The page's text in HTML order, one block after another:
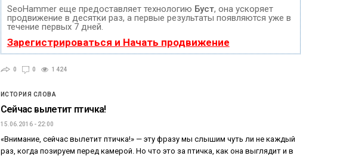
SeoHammer еще предоставляет технологию Буст, она ускоряет
продвижение в десятки раз, а первые результаты появляются уже в
течение первых 7 дней.
Зарегистрироваться и Начать продвижение
0 0 1 424
ИСТОРИЯ СЛОВА
Сейчас вылетит птичка!
15.06.2016 - 22:00
«Внимание, сейчас вылетит птичка!» — эту фразу мы слышим чуть ли не каждый
раз, когда позируем перед камерой. Но что это за птичка, как она выглядит и в